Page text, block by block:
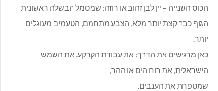
הכוס השנייה – יין לבן זהוב או רוזה: שמסמל הבשלה ראשונית
הגוף כבר קצת יותר מלא, הצבע מתחמם, הטעמים מעוגלים
יותר.
כאן מרגישים את הדרך: את עבודת הקרקע, את השמש
הישראלית, את רוח הים או ההר,
שמטפחת את הענבים.